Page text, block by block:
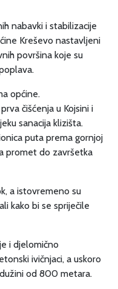
nabavki i stabilizacije
Kreševo nastavljeni
površina koje su
općine.
čišćenja u Kojsini i
sanacija klizišta.
puta prema gornjoj
promet do završetka
a istovremeno su
kako bi se spriječile
i djelomično
ivičnjaci, a uskoro
od 800 metara.